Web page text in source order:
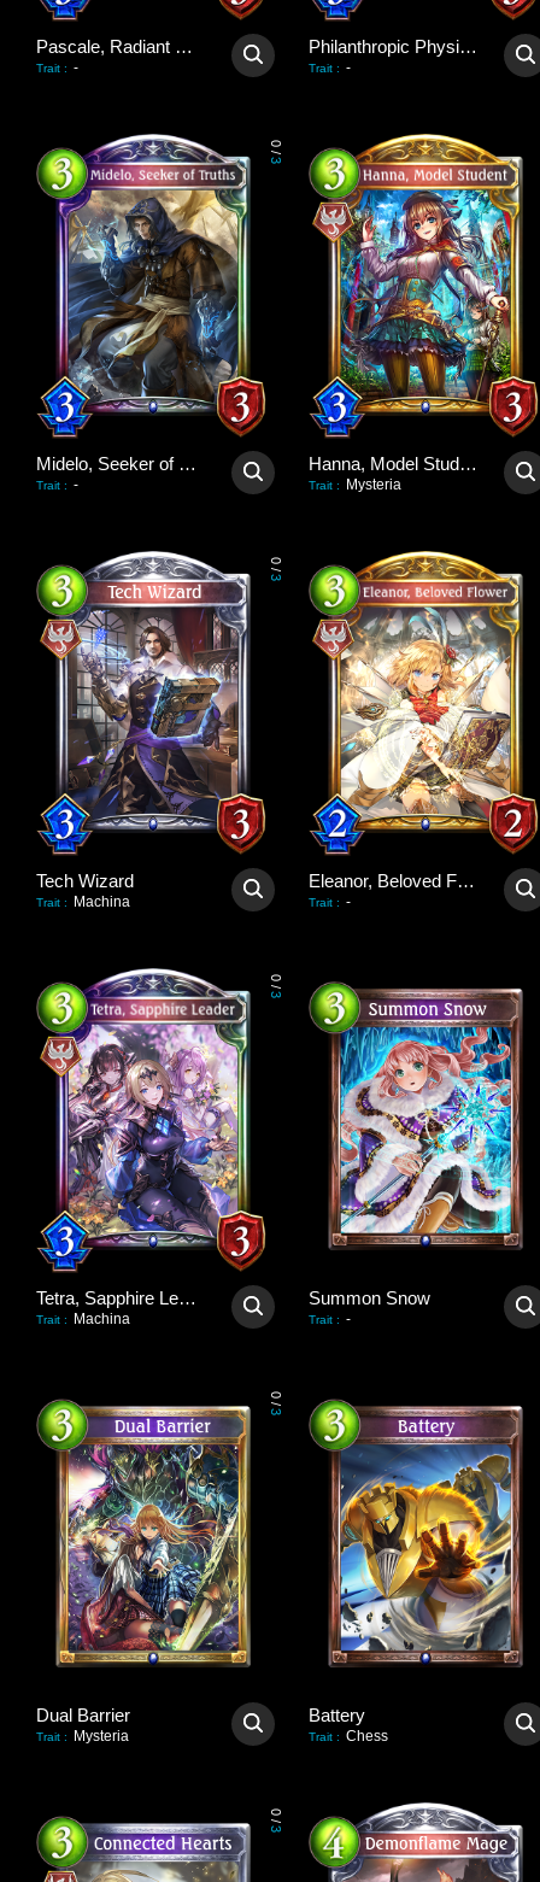
Pascale, Radiant Oracle
Trait : -
Philanthropic Physician
Trait : -
0
/
3
Midelo, Seeker of Truths
Trait : -
Hanna, Model Student
Trait : Mysteria
0
/
3
Tech Wizard
Trait : Machina
Eleanor, Beloved Flower
Trait : -
0
/
3
Tetra, Sapphire Leader
Trait : Machina
Summon Snow
Trait : -
0
/
3
Dual Barrier
Trait : Mysteria
Battery
Trait : Chess
0
/
3